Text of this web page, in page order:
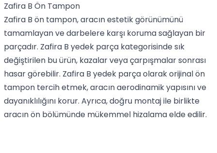
Zafira B Ön Tampon
Zafira B ön tampon, aracın estetik görünümünü
tamamlayan ve darbelere karşı koruma sağlayan bir
parçadır. Zafira B yedek parça kategorisinde sık
değiştirilen bu ürün, kazalar veya çarpışmalar sonrası
hasar görebilir. Zafira B yedek parça olarak orijinal ön
tampon tercih etmek, aracın aerodinamik yapısını ve
dayanıklılığını korur. Ayrıca, doğru montaj ile birlikte
aracın ön bölümünde mükemmel hizalama elde edilir.